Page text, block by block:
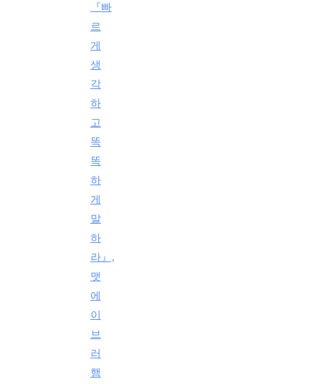
『빠
르
게
생
각
하
고
똑
똑
하
게
말
하
라』,
맷
에
이
브
러
햄